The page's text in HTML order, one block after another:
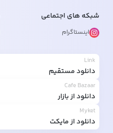
شبکه های اجتماعی
اینستاگرام
Link
دانلود مستقیم
Cafe Bazaar
دانلود از بازار
Myket
دانلود از مایکت